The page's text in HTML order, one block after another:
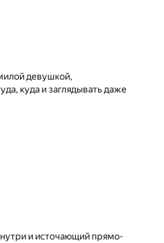
девушкой,
куда и заглядывать даже
и источающий прямо-